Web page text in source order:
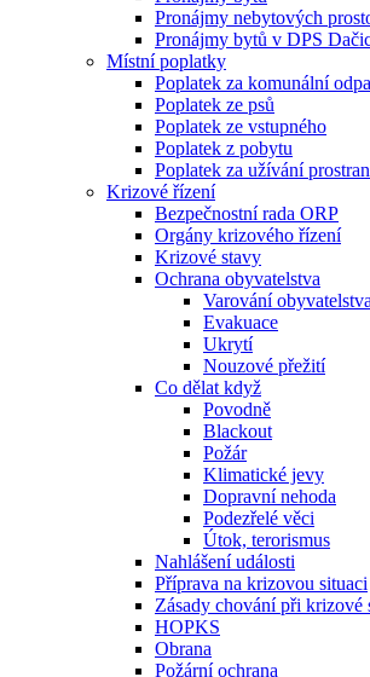
Pronájmy nebytových
Pronájmy bytů v DPS
Místní poplatky
Poplatek za komunální
Poplatek ze psů
Poplatek ze vstupného
Poplatek z pobytu
Poplatek za užívání
Krizové řízení
Bezpečnostní rada ORP
Orgány krizového řízení
Krizové stavy
Ochrana obyvatelstva
Varování obyvatelstva
Evakuace
Ukrytí
Nouzové přežití
Co dělat když
Povodně
Blackout
Požár
Klimatické jevy
Dopravní nehoda
Podezřelé věci
Útok, terorismus
Nahlášení události
Příprava na krizovou situaci
Zásady chování při krizové
HOPKS
Obrana
Požární ochrana